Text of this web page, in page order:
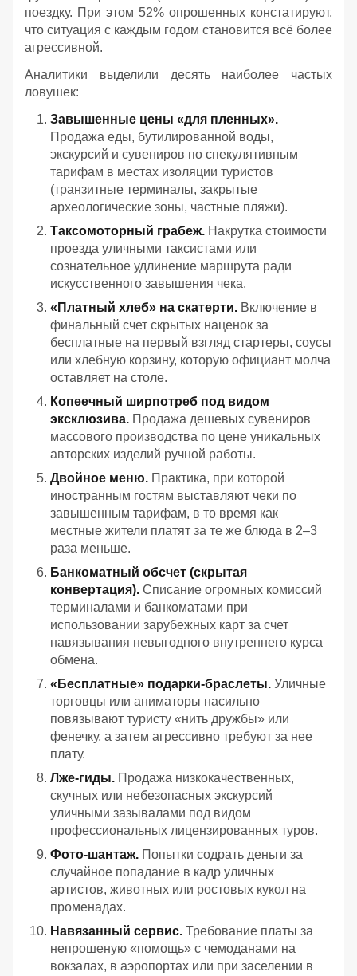
поездку. При этом 52% опрошенных констатируют,
что ситуация с каждым годом становится всё более
агрессивной.
Аналитики выделили десять наиболее частых
ловушек:
Завышенные цены «для пленных».
Продажа еды, бутилированной воды,
экскурсий и сувениров по спекулятивным
тарифам в местах изоляции туристов
(транзитные терминалы, закрытые
археологические зоны, частные пляжи).
Таксомоторный грабеж. Накрутка стоимости
проезда уличными таксистами или
сознательное удлинение маршрута ради
искусственного завышения чека.
«Платный хлеб» на скатерти. Включение в
финальный счет скрытых наценок за
бесплатные на первый взгляд стартеры, соусы
или хлебную корзину, которую официант молча
оставляет на столе.
Копеечный ширпотреб под видом
эксклюзива. Продажа дешевых сувениров
массового производства по цене уникальных
авторских изделий ручной работы.
Двойное меню. Практика, при которой
иностранным гостям выставляют чеки по
завышенным тарифам, в то время как
местные жители платят за те же блюда в 2–3
раза меньше.
Банкоматный обсчет (скрытая
конвертация). Списание огромных комиссий
терминалами и банкоматами при
использовании зарубежных карт за счет
навязывания невыгодного внутреннего курса
обмена.
«Бесплатные» подарки-браслеты. Уличные
торговцы или аниматоры насильно
повязывают туристу «нить дружбы» или
фенечку, а затем агрессивно требуют за нее
плату.
Лже-гиды. Продажа низкокачественных,
скучных или небезопасных экскурсий
уличными зазывалами под видом
профессиональных лицензированных туров.
Фото-шантаж. Попытки содрать деньги за
случайное попадание в кадр уличных
артистов, животных или ростовых кукол на
променадах.
Навязанный сервис. Требование платы за
непрошеную «помощь» с чемоданами на
вокзалах, в аэропортах или при заселении в